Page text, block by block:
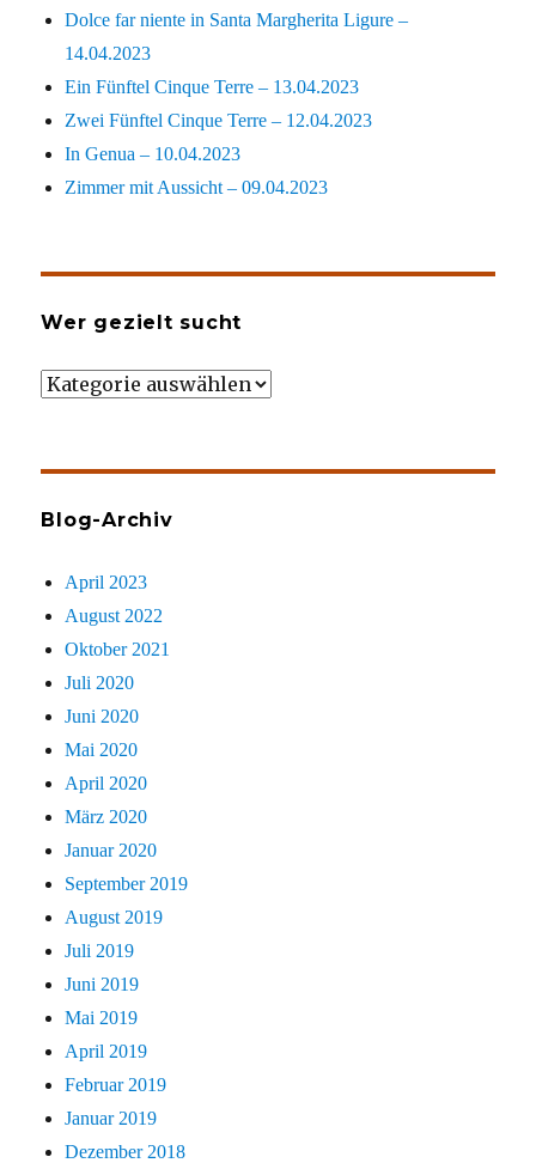
Dolce far niente in Santa Margherita Ligure –
14.04.2023
Ein Fünftel Cinque Terre – 13.04.2023
Zwei Fünftel Cinque Terre – 12.04.2023
In Genua – 10.04.2023
Zimmer mit Aussicht – 09.04.2023
Wer gezielt sucht
Wer
Blog-Archiv
April 2023
August 2022
Oktober 2021
Juli 2020
Juni 2020
Mai 2020
April 2020
März 2020
Januar 2020
September 2019
August 2019
Juli 2019
Juni 2019
Mai 2019
April 2019
Februar 2019
Januar 2019
Dezember 2018